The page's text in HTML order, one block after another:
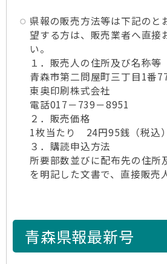
県報の販売方法等は下記のと
望する方は、販売業者へ直接
い。
１．販売人の住所及び名称等
青森市第二問屋町三丁目1番
東奥印刷株式会社
電話017－739－8951
２．販売価格
1枚当たり 24円95銭（税込）
３．購読申込方法
所要部数並びに配布先の住所
を明記した文書で、直接販売
青森県報最新号